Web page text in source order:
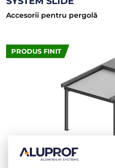
Accesorii pentru pergolă
PRODUS FINIT